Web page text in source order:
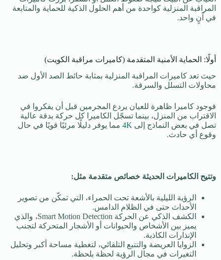
المراقبة المنزلية كواحدة من أهم الحلول الذكية للحماية والمتابعة
في آنٍ واحد.
أولًا: الحماية الأمنية المتقدمة (كاميرات مراقبة الكويت)
حيث تعد كاميرات المراقبة المنزلية بمثابة حائط الصد الأول ضد
محاولات التسلل والسرقة.
فوجود كاميرا ظاهرة للعيان يردع المجرمين قبل أن يفكروا في
الاقتراب من المنزل، بينما تسجّل الكاميرا كل حركة بدقة عالية
تصل في بعض النماذج إلى 4K مما يوفر دليلًا مرئيًا قويًا في حال
وقوع أي حادث.
وتتيح الكاميرات الحديثة خصائص متقدمة مثل:
الرؤية الليلية بالأشعة تحت الحمراء، التي تمكّن من تصوير
الأحداث حتى في الظلام الدامس.
الكشف الذكي عن الحركة Smart Motion Detection، والذي
يميز بين الأشخاص والحيوانات أو الأشجار المتحركة لتجنب
الإنذارات الكاذبة.
الزوايا العريضة والتتبع التلقائي، لتغطية مساحة أكبر وتحليل
التغيرات في مجال الرؤية لحظة بلحظة.